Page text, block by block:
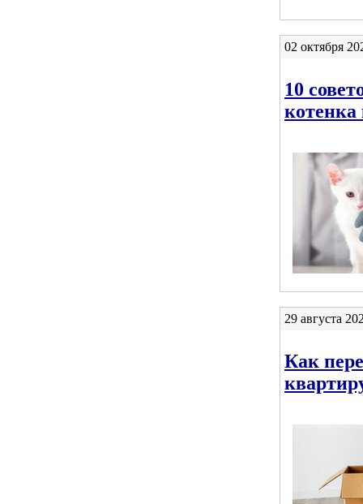
02 октября
10
котенка
29 августа
Как